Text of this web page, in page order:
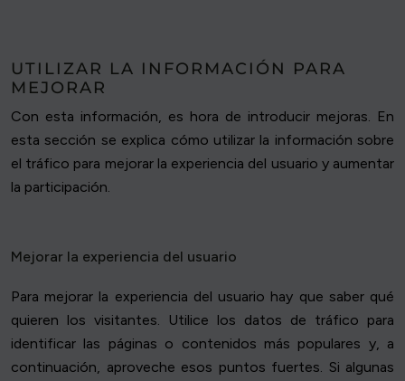
UTILIZAR LA INFORMACIÓN PARA
MEJORAR
Con esta información, es hora de introducir mejoras. En
esta sección se explica cómo utilizar la información sobre
el tráfico para mejorar la experiencia del usuario y aumentar
la participación.
Mejorar la experiencia del usuario
Para mejorar la experiencia del usuario hay que saber qué
quieren los visitantes. Utilice los datos de tráfico para
identificar las páginas o contenidos más populares y, a
continuación, aproveche esos puntos fuertes. Si algunas